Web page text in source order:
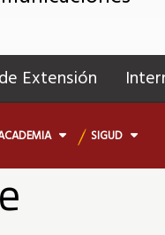
Extensión
SIGUD